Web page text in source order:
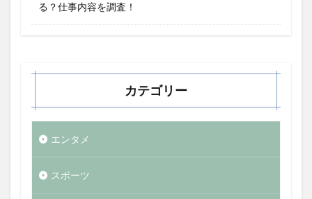
る？仕事内容を調査！
カテゴリー
エンタメ
スポーツ